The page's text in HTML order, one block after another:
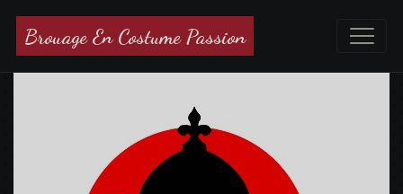
Brouage En Costume Passion